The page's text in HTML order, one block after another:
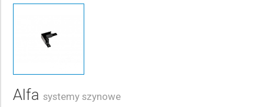
Alfasystemy szynowe